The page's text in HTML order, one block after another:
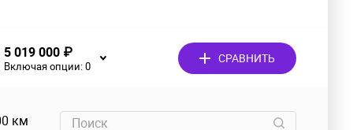
5 019 000 ₽
Включая опции:0
СРАВНИТЬ
км